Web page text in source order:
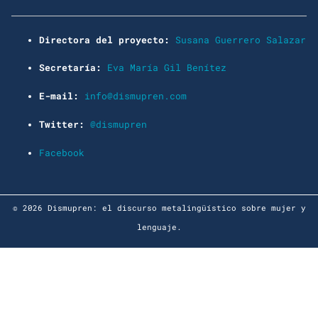
Directora del proyecto: Susana Guerrero Salazar
Secretaría: Eva María Gil Benítez
E-mail: info@dismupren.com
Twitter: @dismupren
Facebook
© 2026 Dismupren: el discurso metalingüístico sobre mujer y
lenguaje.